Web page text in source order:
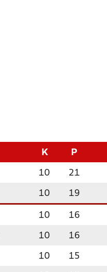
K P
10 21
10 19
10 16
10 16
10 15